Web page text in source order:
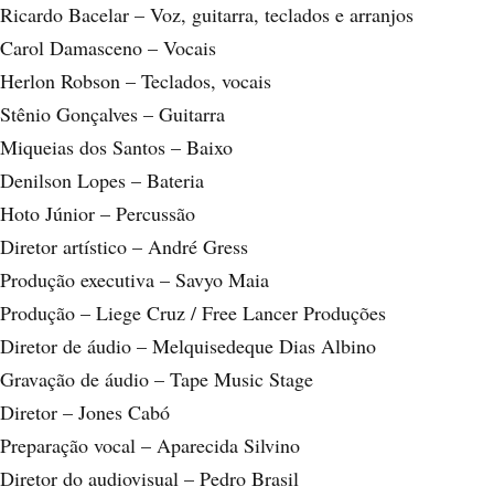
Ricardo Bacelar – Voz, guitarra, teclados e arranjos
Carol Damasceno – Vocais
Herlon Robson – Teclados, vocais
Stênio Gonçalves – Guitarra
Miqueias dos Santos – Baixo
Denilson Lopes – Bateria
Hoto Júnior – Percussão
Diretor artístico – André Gress
Produção executiva – Savyo Maia
Produção – Liege Cruz / Free Lancer Produções
Diretor de áudio – Melquisedeque Dias Albino
Gravação de áudio – Tape Music Stage
Diretor – Jones Cabó
Preparação vocal – Aparecida Silvino
Diretor do audiovisual – Pedro Brasil